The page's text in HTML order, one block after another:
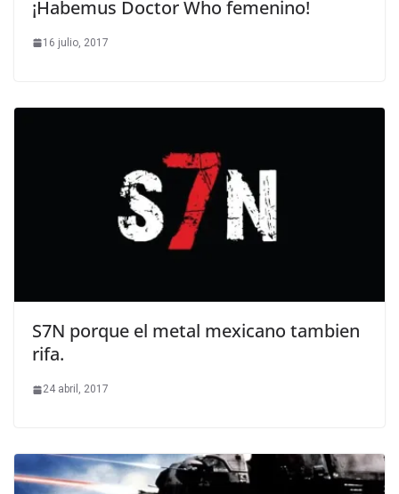
¡Habemus Doctor Who femenino!
16 julio, 2017
S7N porque el metal mexicano tambien
rifa.
24 abril, 2017